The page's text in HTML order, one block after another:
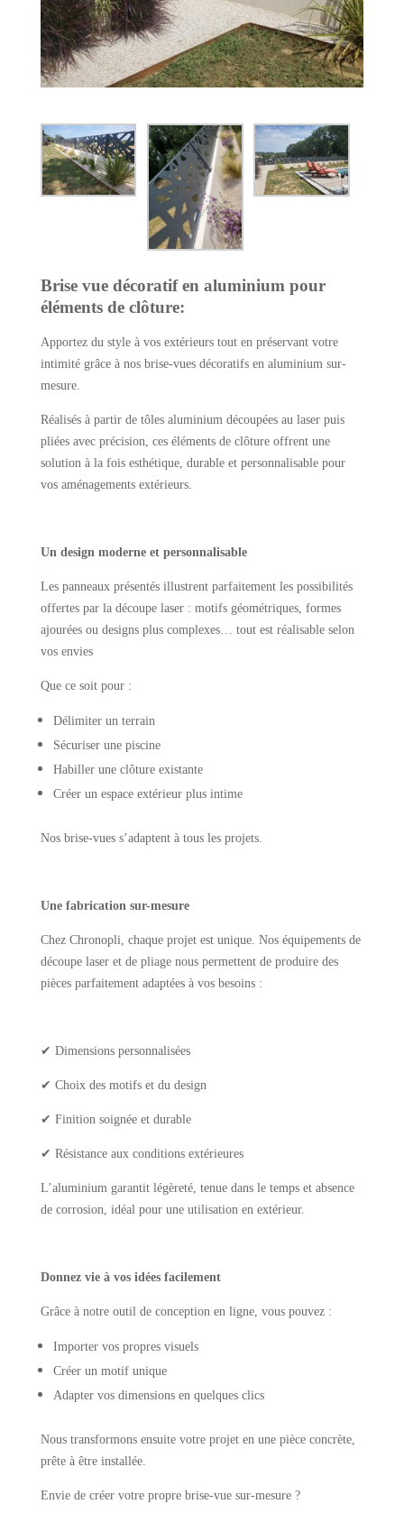
Brise vue décoratif en aluminium pour
éléments de clôture:
Apportez du style à vos extérieurs tout en préservant votre
intimité grâce à nos brise-vues décoratifs en aluminium sur-
mesure.
Réalisés à partir de tôles aluminium découpées au laser puis
pliées avec précision, ces éléments de clôture offrent une
solution à la fois esthétique, durable et personnalisable pour
vos aménagements extérieurs.
Un design moderne et personnalisable
Les panneaux présentés illustrent parfaitement les possibilités
offertes par la découpe laser : motifs géométriques, formes
ajourées ou designs plus complexes… tout est réalisable selon
vos envies
Que ce soit pour :
Délimiter un terrain
Sécuriser une piscine
Habiller une clôture existante
Créer un espace extérieur plus intime
Nos brise-vues s’adaptent à tous les projets.
Une fabrication sur-mesure
Chez Chronopli, chaque projet est unique. Nos équipements de
découpe laser et de pliage nous permettent de produire des
pièces parfaitement adaptées à vos besoins :
✔ Dimensions personnalisées
✔ Choix des motifs et du design
✔ Finition soignée et durable
✔ Résistance aux conditions extérieures
L’aluminium garantit légèreté, tenue dans le temps et absence
de corrosion, idéal pour une utilisation en extérieur.
Donnez vie à vos idées facilement
Grâce à notre outil de conception en ligne, vous pouvez :
Importer vos propres visuels
Créer un motif unique
Adapter vos dimensions en quelques clics
Nous transformons ensuite votre projet en une pièce concrète,
prête à être installée.
Envie de créer votre propre brise-vue sur-mesure ?